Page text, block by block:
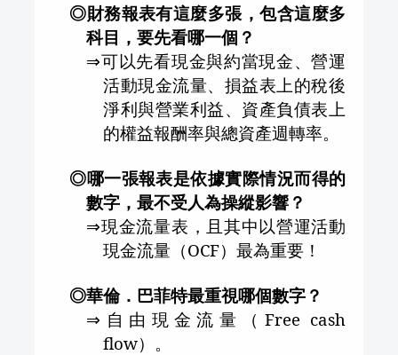
◎財務報表有這麼多張，包含這麼多
科目，要先看哪一個？
⇒可以先看現金與約當現金、營運
活動現金流量、損益表上的稅後
淨利與營業利益、資產負債表上
的權益報酬率與總資產週轉率。
◎哪一張報表是依據實際情況而得的
數字，最不受人為操縱影響？
⇒現金流量表，且其中以營運活動
現金流量（OCF）最為重要！
◎華倫．巴菲特最重視哪個數字？
⇒ 自由現金流量 （ Free cash
flow）。